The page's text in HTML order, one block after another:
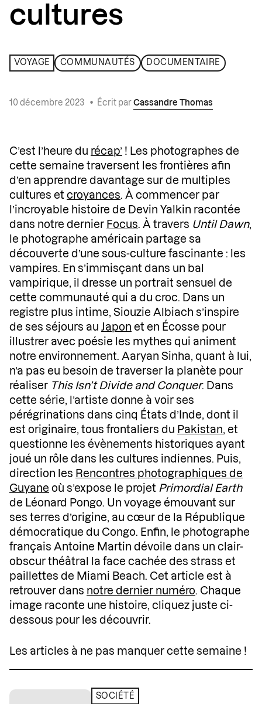
cultures
VOYAGE COMMUNAUTÉS DOCUMENTAIRE
10 décembre 2023 • Écrit par Cassandre Thomas
C’est l’heure du récap’ ! Les photographes de
cette semaine traversent les frontières afin
d’en apprendre davantage sur de multiples
cultures et croyances. À commencer par
l’incroyable histoire de Devin Yalkin racontée
dans notre dernier Focus. À travers Until Dawn,
le photographe américain partage sa
découverte d’une sous-culture fascinante : les
vampires. En s’immisçant dans un bal
vampirique, il dresse un portrait sensuel de
cette communauté qui a du croc. Dans un
registre plus intime, Siouzie Albiach s’inspire
de ses séjours au Japon et en Écosse pour
illustrer avec poésie les mythes qui animent
notre environnement. Aaryan Sinha, quant à lui,
n’a pas eu besoin de traverser la planète pour
réaliser This Isn’t Divide and Conquer. Dans
cette série, l’artiste donne à voir ses
pérégrinations dans cinq États d’Inde, dont il
est originaire, tous frontaliers du Pakistan, et
questionne les évènements historiques ayant
joué un rôle dans les cultures indiennes. Puis,
direction les Rencontres photographiques de
Guyane où s’expose le projet Primordial Earth
de Léonard Pongo. Un voyage émouvant sur
ses terres d’origine, au cœur de la République
démocratique du Congo. Enfin, le photographe
français Antoine Martin dévoile dans un clair-
obscur théâtral la face cachée des strass et
paillettes de Miami Beach. Cet article est à
retrouver dans notre dernier numéro. Chaque
image raconte une histoire, cliquez juste ci-
dessous pour les découvrir.
Les articles à ne pas manquer cette semaine !
SOCIÉTÉ